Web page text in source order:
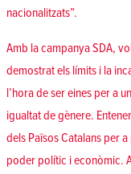
nacionalitzats”.
Amb la campanya SDA,
demostrat els límits i la
l’hora de ser eines per a
igualtat de gènere.
dels Països Catalans per
poder polític i econòmic.